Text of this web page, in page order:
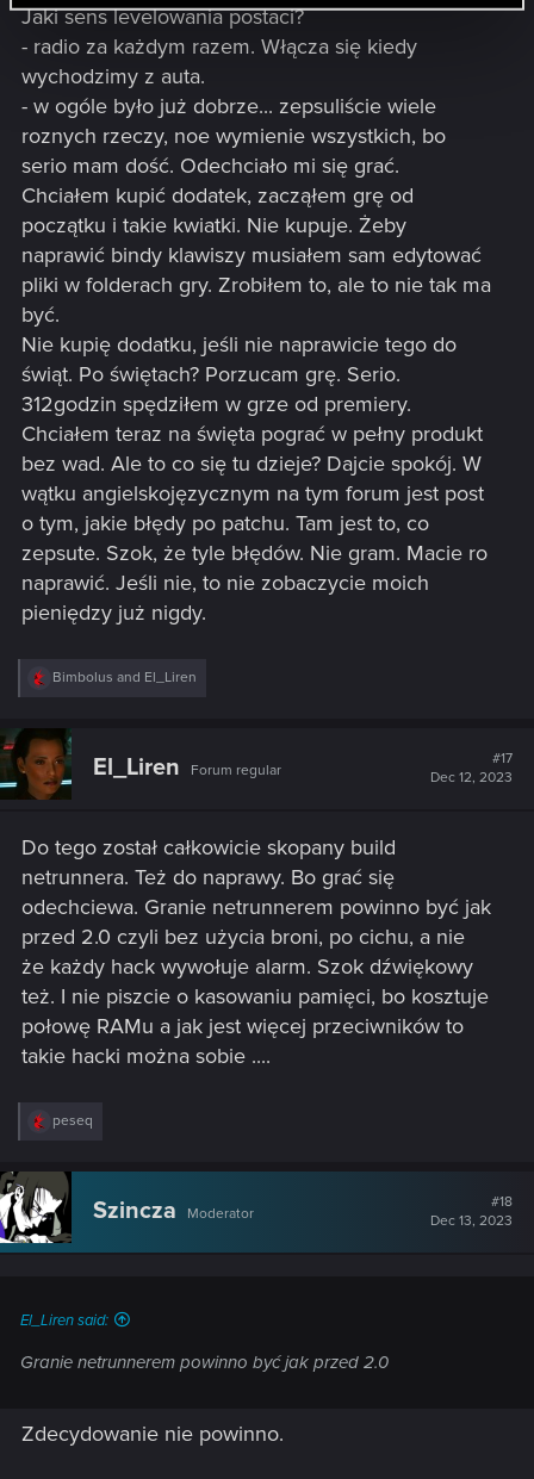
Jaki sens levelowania postaci?
- radio za każdym razem. Włącza się kiedy
wychodzimy z auta.
- w ogóle było już dobrze... zepsuliście wiele
roznych rzeczy, noe wymienie wszystkich, bo
serio mam dość. Odechciało mi się grać.
Chciałem kupić dodatek, zacząłem grę od
początku i takie kwiatki. Nie kupuje. Żeby
naprawić bindy klawiszy musiałem sam edytować
pliki w folderach gry. Zrobiłem to, ale to nie tak ma
być.
Nie kupię dodatku, jeśli nie naprawicie tego do
świąt. Po świętach? Porzucam grę. Serio.
312godzin spędziłem w grze od premiery.
Chciałem teraz na święta pograć w pełny produkt
bez wad. Ale to co się tu dzieje? Dajcie spokój. W
wątku angielskojęzycznym na tym forum jest post
o tym, jakie błędy po patchu. Tam jest to, co
zepsute. Szok, że tyle błędów. Nie gram. Macie ro
naprawić. Jeśli nie, to nie zobaczycie moich
pieniędzy już nigdy.
R
c
i
o
Bimbolus and El_Liren
El_Liren Forum regular
#17
Dec 12, 2023
Do tego został całkowicie skopany build
netrunnera. Też do naprawy. Bo grać się
odechciewa. Granie netrunnerem powinno być jak
przed 2.0 czyli bez użycia broni, po cichu, a nie
że każdy hack wywołuje alarm. Szok dźwiękowy
też. I nie piszcie o kasowaniu pamięci, bo kosztuje
połowę RAMu a jak jest więcej przeciwników to
takie hacki można sobie ....
R
c
t
i
o
n
peseq
Szincza Moderator
#18
Dec 13, 2023
El_Liren said:
Granie netrunnerem powinno być jak przed 2.0
Zdecydowanie nie powinno.